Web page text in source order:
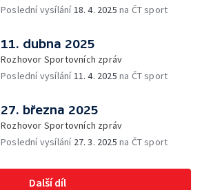
Poslední vysílání18. 4. 2025 na ČT sport
11. dubna 2025
Rozhovor Sportovních zpráv
Poslední vysílání11. 4. 2025 na ČT sport
27. března 2025
Rozhovor Sportovních zpráv
Poslední vysílání 27. 3. 2025 na ČT sport
Další díl